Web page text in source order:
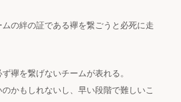
の絆の証である襷を繋ごうと必死に走
襷を繋げないチームが表れる。
かもしれないし、早い段階で難しいこ